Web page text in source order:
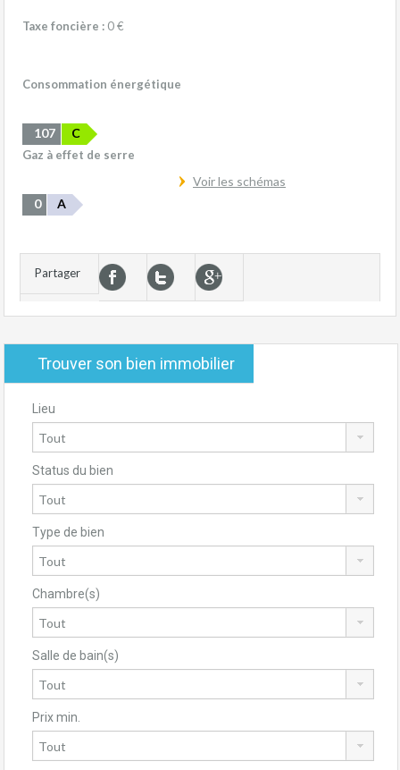
Taxe foncière : 0 €
Consommation énergétique
107 C
Gaz à effet de serre
0 A
Voir les schémas
Partager
Trouver son bien immobilier
Lieu
Status du bien
Type de bien
Chambre(s)
Salle de bain(s)
Prix min.